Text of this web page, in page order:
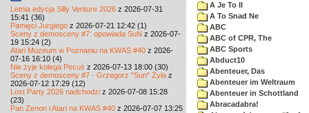
Letnia edycja Silly Venture 2026 z 2026-07-31
15:41 (36)
Pamięci Jurgiego z 2026-07-21 12:42 (1)
Sceny z demosceny #7: opowiada SuN z 2026-07-
19 15:24 (2)
Atari Muzeum w Poznaniu na KWAS #40 z 2026-
07-16 16:10 (4)
Nie żyje kolega Pecuś z 2026-07-13 18:00 (30)
Sceny z demosceny #7 - Grzegorz "Sun" Żyła z
2026-07-12 17:29 (12)
Lost Party 2026 nadchodzi z 2026-07-08 15:28
(23)
Pan Zenon i Atari na KWAS #40 z 2026-07-07 13:25
A Je To II
A To Snad Ne
ABC
ABC of CPR, The
ABC Sports
Abduct10
Abenteuer, Das
Abenteuer im Weltraum
Abenteuer in Schottland
Abracadabra!